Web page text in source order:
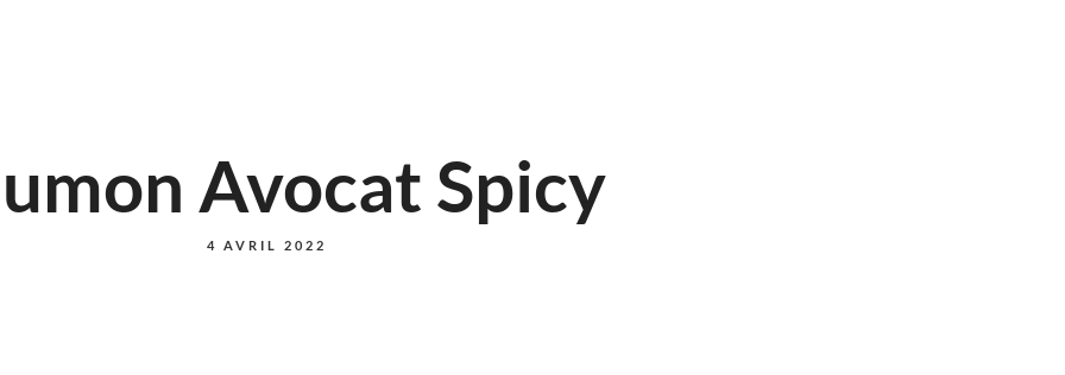
Avocat Spicy
4 AVRIL 2022